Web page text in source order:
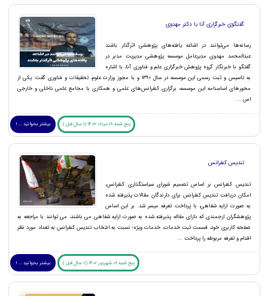
گفتگوی خبرگزاری آنا با دکتر مهدوی
رسانه‌ها می‌توانند در اشاعه یافته‌های پژوهشی اثرگذار باشند
عبدالمحمد مهدوی مدیرعامل موسسه پژوهشی مدیریت مدبر در
گفتگو با خبرنگار گروه پژوهش خبرگزاری علم و فناوری آنا، با اشاره
به تاسیس و ثبت رسمی این موسسه در سال ۱۳۹۰ و با مجوز وزارت علوم، تحقیقات و فناوری گفت: یکی از
محور‌های اساسنامه این موسسه، برگزاری کنفرانس‌های علمی و همکاری با مجامع علمی داخلی و خارجی
اس ...
پنج شنبه 18 مرداد 1403 (1 سال قبل ) بیشتر بخوانید ... !
تندیس کنفرانس
تندیس کنفرانس بر اساس تصمیم شورای سیاستگذاری کنفرانس،
امکان دریافت تندیس کنفرانس برای دارندگان مقالات پذیرفته شده
به صورت ارایه شفاهی، با پرداخت تعرفه میسر شد. بر این اساس
پژوهشگران ارجمندی که دارای مقاله پذیرفته شده به صورت ارایه شفاهی می باشند، می توانند با مراجعه به
صفحه کاربری خود، قسمت ثبت خدمات، خدمات ویژه؛ نسبت به انتخاب تندیس کنفرانس به تعداد مورد نظر
اقدام و تعرفه مربوطه را پرداخت ...
پنج شنبه 09 شهریور 1402 (2 سال قبل ) بیشتر بخوانید ... !